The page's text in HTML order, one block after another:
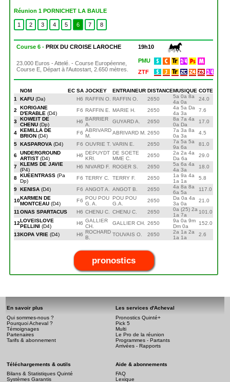
Réunion 1 PORNICHET LA BAULE
1 2 3 4 5 6 7 8
Course 6 -PRIX DU CROISE LAROCHE 19h10
23.000 Euros - Attelé. - Course Européenne,
Course E, Départ à l'Autostart, 2.650 mètres.
PMU
ZTF
NOM ECSAJOCKEY ENTRAINEURDISTANCEMUSIQUECOTE
1
KAFU (Da) H6 RAFFIN O. RAFFIN O. 2650
5a 0a 8a
4a 0a
24.0
2
KORIGANE
D'ERABLE (D4)
F6 RAFFIN E. MARIE H. 2650
4a 5a Da
4a 3a
7.6
3 KOWEIT DE
CHENU (Dp)
H6 BARRIER
A.
GUYARD A. 2650
8a 7a 4a
0a Da
17.0
4 KEMILLA DE
BRION (D4)
F6 ABRIVARD
M.
ABRIVARD M. 2650
7a 3a 8a
0a 3a
4.5
5 KASPAROVA (D4) F6 OUVRIE T. VARIN E. 2650
7a 5a 5a
9a 6a
81.0
6 UNDERGROUND
ARTIST (D4)
H6 DEPUYDT
KRI.
DE SOETE
MME C.
2650
2a 2a 4a
Da 6a
29.0
7 KLEMS DE JAVIE
(P4)
H6 NIVARD F. ROGER S. 2650
5a 6a 4a
4a 3a
18.0
8 KUEENTRASS (Pa
Dp)
F6 TERRY C. TERRY F. 2650
1a 9a 4a
1a 1a
5.8
9 KENISA (D4) F6 ANGOT A. ANGOT B. 2650
4a 8a 8a
6a 5a
117.0
10KARMEN DE
MONTCEAU (D4)
F6 POU POU
G. A.
POU POU
G.A.
2650
Da 0a 4a
3a 0a
21.0
11 ONAS SPARTACUS H6 CHENU C. CHENU C. 2650
0a (25) 2a
1a 7a
101.0
12LOVEISLOVE
PELLINI (D4)
H6 GALLIER
CH.
GALLIER CH. 2650
9a 0a 9m
Dm 0a
152.0
13KOPA VRIE (D4) H6 ROCHARD
B.
TOUVAIS O. 2650
2a 1a 2a
1a 1a
2.6
pronostics
En savoir plus
Qui sommes-nous ?
Pourquoi Acheval ?
Témoignages
Partenaires
Tarifs & abonnement
Les services d'Acheval
Pronostics Quinté+
Pick 5
Multi
Le Pro de la réunion
Programmes - Partants
Arrivées - Rapports
Téléchargements & outils
Bilans & Statistiques Quinté
Systèmes Garantis
Aide & abonnements
FAQ
Lexique